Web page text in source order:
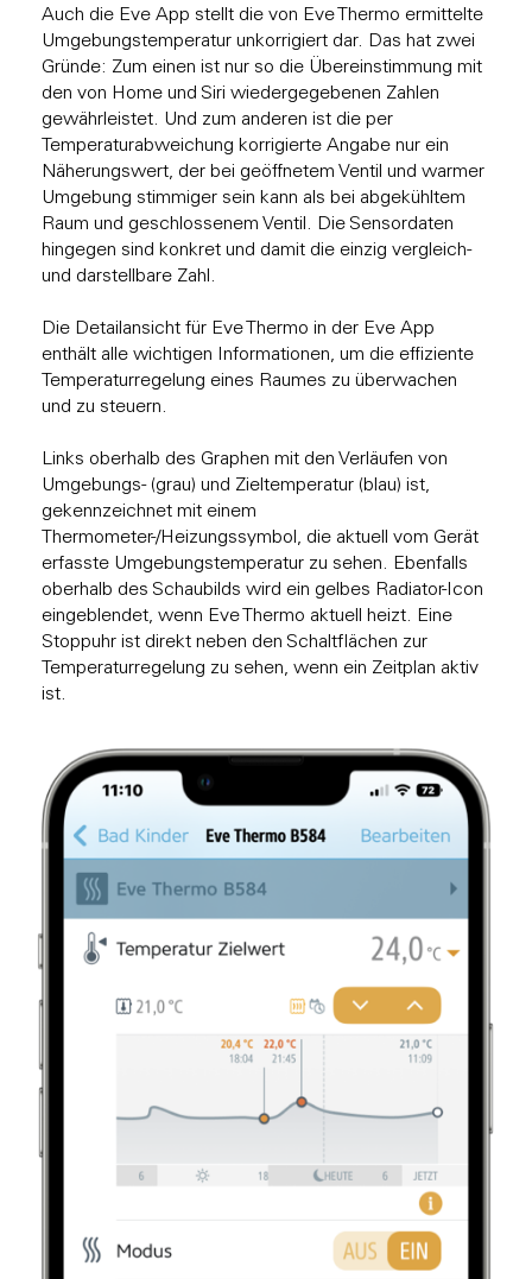
Auch die Eve App stellt die von Eve Thermo ermittelte
Umgebungstemperatur unkorrigiert dar. Das hat zwei
Gründe: Zum einen ist nur so die Übereinstimmung mit
den von Home und Siri wiedergegebenen Zahlen
gewährleistet. Und zum anderen ist die per
Temperaturabweichung korrigierte Angabe nur ein
Näherungswert, der bei geöffnetem Ventil und warmer
Umgebung stimmiger sein kann als bei abgekühltem
Raum und geschlossenem Ventil. Die Sensordaten
hingegen sind konkret und damit die einzig vergleich-
und darstellbare Zahl.
Die Detailansicht für Eve Thermo in der Eve App
enthält alle wichtigen Informationen, um die effiziente
Temperaturregelung eines Raumes zu überwachen
und zu steuern.
Links oberhalb des Graphen mit den Verläufen von
Umgebungs- (grau) und Zieltemperatur (blau) ist,
gekennzeichnet mit einem
Thermometer-/Heizungssymbol, die aktuell vom Gerät
erfasste Umgebungstemperatur zu sehen. Ebenfalls
oberhalb des Schaubilds wird ein gelbes Radiator-Icon
eingeblendet, wenn Eve Thermo aktuell heizt. Eine
Stoppuhr ist direkt neben den Schaltflächen zur
Temperaturregelung zu sehen, wenn ein Zeitplan aktiv
ist.